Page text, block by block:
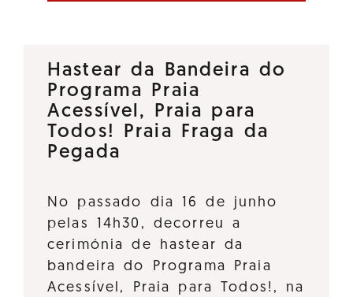
Hastear da Bandeira do
Programa Praia
Acessível, Praia para
Todos! Praia Fraga da
Pegada
No passado dia 16 de junho
pelas 14h30, decorreu a
cerimónia de hastear da
bandeira do Programa Praia
Acessível, Praia para Todos!, na